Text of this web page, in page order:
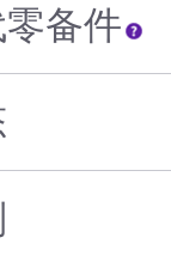
备件